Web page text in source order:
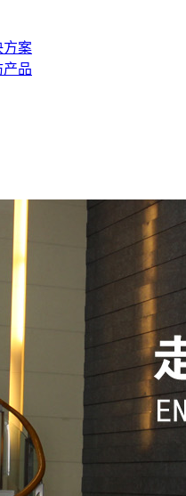
方案
产品